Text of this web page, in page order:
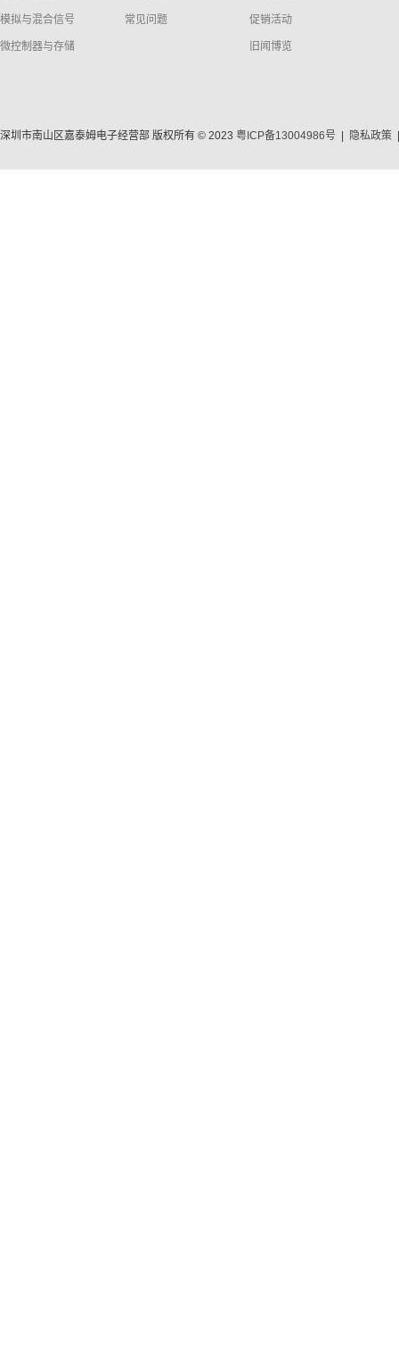
模拟与混合信号
微控制器与存储
常见问题 促销活动
旧闻博览
深圳市南山区嘉泰姆电子经营部 版权所有 © 2023 粤ICP备13004986号 隐私政策